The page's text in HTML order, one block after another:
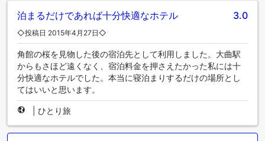
泊まるだけであれば十分快適なホテル 3.0
◇投稿日 2015年4月27日◇
角館の桜を見物した後の宿泊先として利用しました。大曲駅
からもさほど遠くなく、宿泊料金を押さえたかった私には十
分快適なホテルでした。本当に寝泊まりするだけの場所とし
てはいいと思います。
ひとり旅